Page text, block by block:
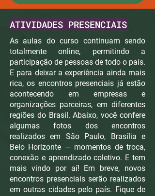
ATIVIDADES PRESENCIAIS
As aulas do curso continuam sendo
totalmente online, permitindo a
participação de pessoas de todo o país.
E para deixar a experiência ainda mais
rica, os encontros presenciais já estão
acontecendo em empresas e
organizações parceiras, em diferentes
regiões do Brasil. Abaixo, você confere
algumas fotos dos encontros
realizados em São Paulo, Brasília e
Belo Horizonte — momentos de troca,
conexão e aprendizado coletivo. E tem
mais vindo por aí! Em breve, novos
encontros presenciais serão realizados
em outras cidades pelo país. Fique de